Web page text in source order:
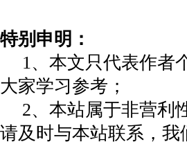
特别申明：
1、本文只代表作者
大家学习参考；
2、本站属于非营利
请及时与本站联系，